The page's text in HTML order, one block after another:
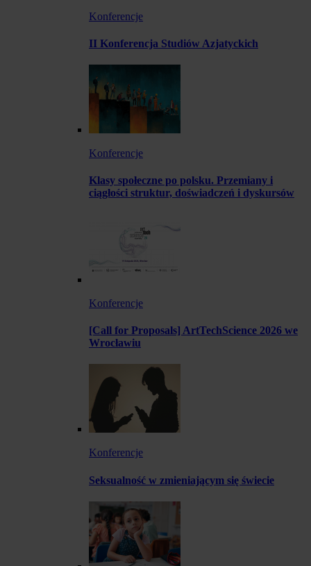
Konferencje
II Konferencja Studiów Azjatyckich
Konferencje
Klasy społeczne po polsku. Przemiany i
ciągłości struktur, doświadczeń i dyskursów
Konferencje
[Call for Proposals] ArtTechScience 2026 we
Wrocławiu
Konferencje
Seksualność w zmieniającym się świecie